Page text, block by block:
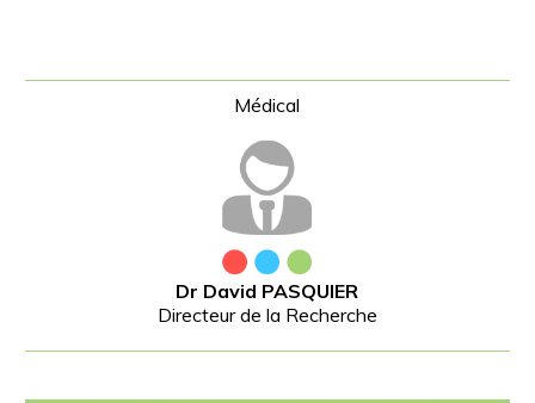
Dr David PASQUIER
Directeur de la Recherche